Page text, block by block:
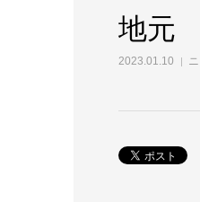
地元
2023.01.10